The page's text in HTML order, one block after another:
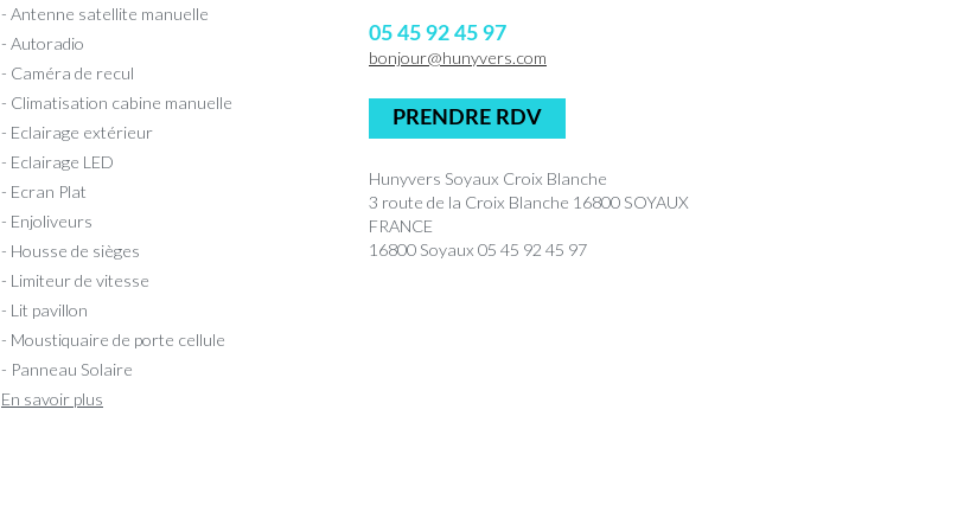
- Antenne satellite manuelle
- Autoradio
- Caméra de recul
- Climatisation cabine manuelle
- Eclairage extérieur
- Eclairage LED
- Ecran Plat
- Enjoliveurs
- Housse de sièges
- Limiteur de vitesse
- Lit pavillon
- Moustiquaire de porte cellule
- Panneau Solaire
En savoir plus
05 45 92 45 97
bonjour@hunyvers.com
PRENDRE RDV
Hunyvers Soyaux Croix Blanche
3 route de la Croix Blanche 16800 SOYAUX
FRANCE
16800 Soyaux 05 45 92 45 97